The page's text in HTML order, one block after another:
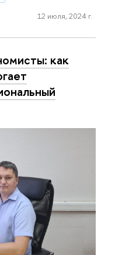
12 июля, 2024 г.
как